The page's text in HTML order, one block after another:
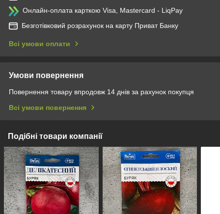
Онлайн-оплата карткою Visa, Mastercard - LiqPay
Безготівковий розрахунок на карту Приват Банку
Всі умови оплати
Умови повернення
Повернення товару впродовж 14 днів за рахунок покупця
Всі умови повернення
Подібні товари компанії